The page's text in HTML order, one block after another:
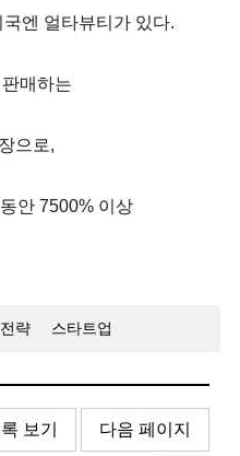
엔 얼타뷰티가 있다.
매하는
으로,
안 7500% 이상
전략 스타트업
보기 다음 페이지